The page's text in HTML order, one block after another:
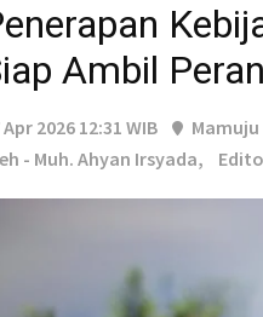
Ambil Peran
Apr 2026 12:31 WIB
Mamuju
- Muh. Ahyan Irsyada,